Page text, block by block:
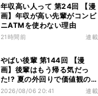
年収高い人って 第24回 【漫
画】年収が高い先輩がコンビ
ニATMを使わない理由
21時間前 連載
やばい後輩 第144回 【漫
画】後輩はもう帰る気だっ
た!? 夏の外回りで価値観の
違いを実感
2026/08/06 20:41 連載